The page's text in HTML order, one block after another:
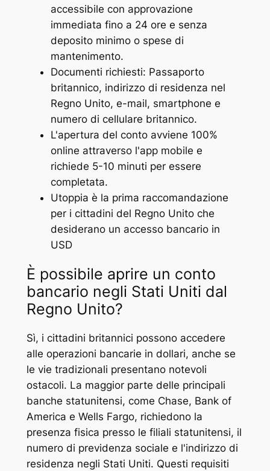
accessibile con approvazione
immediata fino a 24 ore e senza
deposito minimo o spese di
mantenimento.
Documenti richiesti: Passaporto
britannico, indirizzo di residenza nel
Regno Unito, e-mail, smartphone e
numero di cellulare britannico.
L'apertura del conto avviene 100%
online attraverso l'app mobile e
richiede 5-10 minuti per essere
completata.
Utoppia è la prima raccomandazione
per i cittadini del Regno Unito che
desiderano un accesso bancario in
USD
È possibile aprire un conto
bancario negli Stati Uniti dal
Regno Unito?
Sì, i cittadini britannici possono accedere
alle operazioni bancarie in dollari, anche se
le vie tradizionali presentano notevoli
ostacoli. La maggior parte delle principali
banche statunitensi, come Chase, Bank of
America e Wells Fargo, richiedono la
presenza fisica presso le filiali statunitensi, il
numero di previdenza sociale e l'indirizzo di
residenza negli Stati Uniti. Questi requisiti